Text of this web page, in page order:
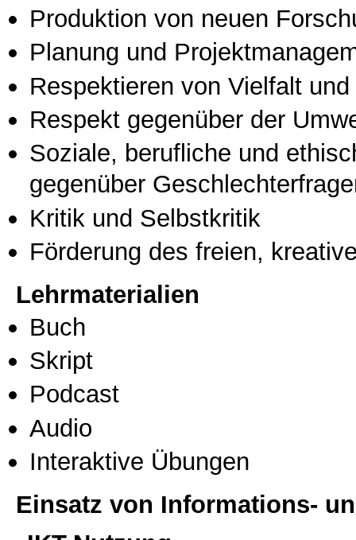
Produktion von neuen
Planung und
Respektieren von Vielfalt
Respekt gegenüber der
Soziale, berufliche und
gegenüber
Kritik und Selbstkritik
Förderung des freien,
Lehrmaterialien
Buch
Skript
Podcast
Audio
Interaktive Übungen
Einsatz von Informations-